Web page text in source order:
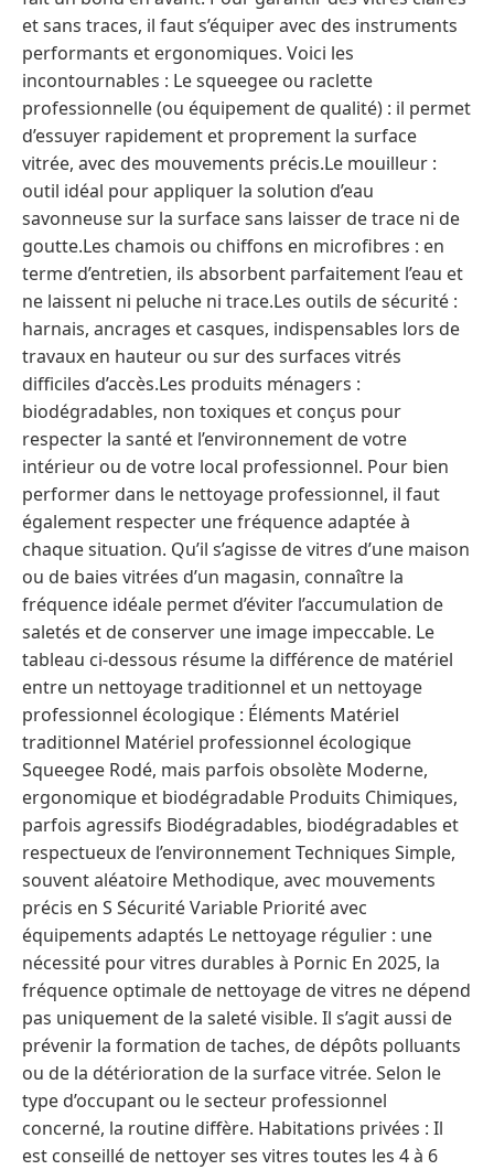
et sans traces, il faut s’équiper avec des instruments
performants et ergonomiques. Voici les
incontournables : Le squeegee ou raclette
professionnelle (ou équipement de qualité) : il permet
d’essuyer rapidement et proprement la surface
vitrée, avec des mouvements précis.Le mouilleur :
outil idéal pour appliquer la solution d’eau
savonneuse sur la surface sans laisser de trace ni de
goutte.Les chamois ou chiffons en microfibres : en
terme d’entretien, ils absorbent parfaitement l’eau et
ne laissent ni peluche ni trace.Les outils de sécurité :
harnais, ancrages et casques, indispensables lors de
travaux en hauteur ou sur des surfaces vitrés
difficiles d’accès.Les produits ménagers :
biodégradables, non toxiques et conçus pour
respecter la santé et l’environnement de votre
intérieur ou de votre local professionnel. Pour bien
performer dans le nettoyage professionnel, il faut
également respecter une fréquence adaptée à
chaque situation. Qu’il s’agisse de vitres d’une maison
ou de baies vitrées d’un magasin, connaître la
fréquence idéale permet d’éviter l’accumulation de
saletés et de conserver une image impeccable. Le
tableau ci-dessous résume la différence de matériel
entre un nettoyage traditionnel et un nettoyage
professionnel écologique : Éléments Matériel
traditionnel Matériel professionnel écologique
Squeegee Rodé, mais parfois obsolète Moderne,
ergonomique et biodégradable Produits Chimiques,
parfois agressifs Biodégradables, biodégradables et
respectueux de l’environnement Techniques Simple,
souvent aléatoire Methodique, avec mouvements
précis en S Sécurité Variable Priorité avec
équipements adaptés Le nettoyage régulier : une
nécessité pour vitres durables à Pornic En 2025, la
fréquence optimale de nettoyage de vitres ne dépend
pas uniquement de la saleté visible. Il s’agit aussi de
prévenir la formation de taches, de dépôts polluants
ou de la détérioration de la surface vitrée. Selon le
type d’occupant ou le secteur professionnel
concerné, la routine diffère. Habitations privées : Il
est conseillé de nettoyer ses vitres toutes les 4 à 6